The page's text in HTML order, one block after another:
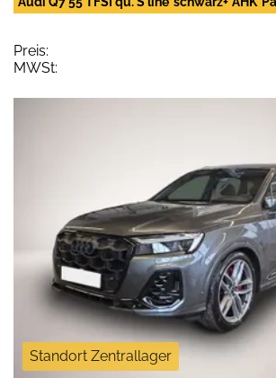
Preis:
MWSt:
Standort Zentrallager